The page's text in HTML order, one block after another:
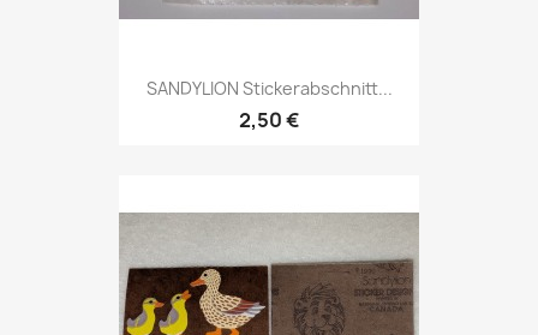
SANDYLION Stickerabschnitt...
2,50 €